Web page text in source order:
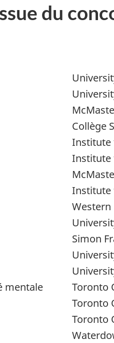
du
Collège
Institute
Institute
Institute
Simon
mentale
Toronto
Toronto
Toronto